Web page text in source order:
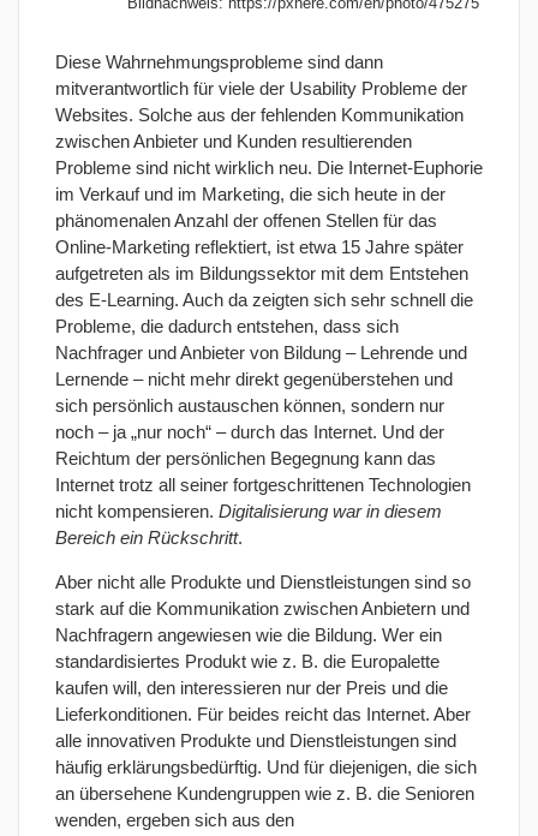
Diese Wahrnehmungsprobleme sind dann
mitverantwortlich für viele der Usability Probleme der
Websites. Solche aus der fehlenden Kommunikation
zwischen Anbieter und Kunden resultierenden
Probleme sind nicht wirklich neu. Die Internet-Euphorie
im Verkauf und im Marketing, die sich heute in der
phänomenalen Anzahl der offenen Stellen für das
Online-Marketing reflektiert, ist etwa 15 Jahre später
aufgetreten als im Bildungssektor mit dem Entstehen
des E-Learning. Auch da zeigten sich sehr schnell die
Probleme, die dadurch entstehen, dass sich
Nachfrager und Anbieter von Bildung – Lehrende und
Lernende – nicht mehr direkt gegenüberstehen und
sich persönlich austauschen können, sondern nur
noch – ja „nur noch“ – durch das Internet. Und der
Reichtum der persönlichen Begegnung kann das
Internet trotz all seiner fortgeschrittenen Technologien
nicht kompensieren. Digitalisierung war in diesem
Bereich ein Rückschritt.
Aber nicht alle Produkte und Dienstleistungen sind so
stark auf die Kommunikation zwischen Anbietern und
Nachfragern angewiesen wie die Bildung. Wer ein
standardisiertes Produkt wie z. B. die Europalette
kaufen will, den interessieren nur der Preis und die
Lieferkonditionen. Für beides reicht das Internet. Aber
alle innovativen Produkte und Dienstleistungen sind
häufig erklärungsbedürftig. Und für diejenigen, die sich
an übersehene Kundengruppen wie z. B. die Senioren
wenden, ergeben sich aus den